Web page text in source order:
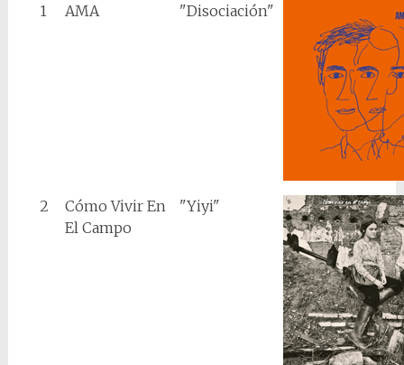
1 AMA "Disociación"
2
Cómo Vivir En
El Campo
"Yiyi"